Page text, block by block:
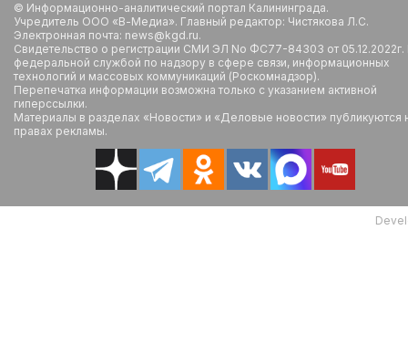
© Информационно-аналитический портал Калининграда.
Учредитель ООО «В-Медиа». Главный редактор: Чистякова Л.С.
Электронная почта: news@kgd.ru.
Свидетельство о регистрации СМИ ЭЛ No ФС77-84303 от
федеральной службой по надзору в сфере связи, информационных
технологий и массовых коммуникаций (Роскомнадзор).
Перепечатка информации возможна только с указанием активной
гиперссылки.
Материалы в разделах «Новости» и «Деловые новости» публикуются
правах рекламы.